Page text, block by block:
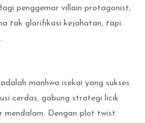
penggemar villain protagonist,
tak glorifikasi kejahatan, tapi
manhwa isekai yang sukses
cerdas, gabung strategi licik
mendalam. Dengan plot twist